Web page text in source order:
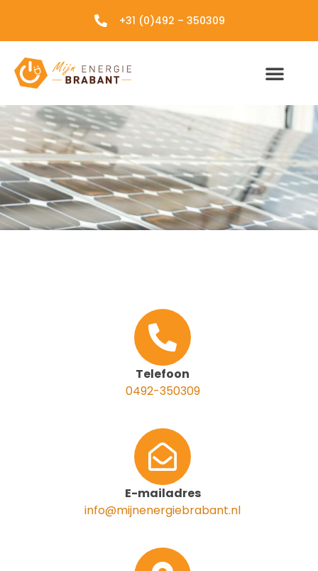
+31 (0)492 – 350309
Telefoon
0492-350309
E-mailadres
info@mijnenergiebrabant.nl